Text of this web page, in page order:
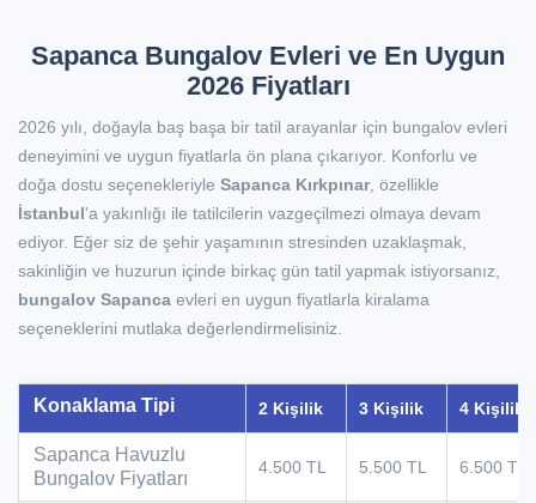
Sapanca Bungalov Evleri ve En Uygun
2026 Fiyatları
2026 yılı, doğayla baş başa bir tatil arayanlar için bungalov evleri
deneyimini ve uygun fiyatlarla ön plana çıkarıyor. Konforlu ve
doğa dostu seçenekleriyle Sapanca Kırkpınar, özellikle
İstanbul'a yakınlığı ile tatilcilerin vazgeçilmezi olmaya devam
ediyor. Eğer siz de şehir yaşamının stresinden uzaklaşmak,
sakinliğin ve huzurun içinde birkaç gün tatil yapmak istiyorsanız,
bungalov Sapanca evleri en uygun fiyatlarla kiralama
seçeneklerini mutlaka değerlendirmelisiniz.
Konaklama Tipi 2 Kişilik 3 Kişilik 4 Kişilik
Sapanca Havuzlu
Bungalov Fiyatları
4.500 TL 5.500 TL 6.500 TL